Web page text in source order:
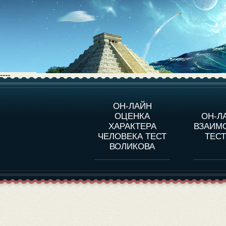
----
ОН-ЛАЙН
ОЦЕНКА
ХАРАКТЕРА
ЧЕЛОВЕКА ТЕСТ
ВОЛИКОВА
ОН-
О ПРОГРАММЕ
ОЦЕНКА ХАРАКТЕРA
ЧЕЛОВЕКА
ОЦЕНКА ХАРАКТЕРА
ВЫДАЮЩИХСЯ
ЛИЧНОСТЕЙ